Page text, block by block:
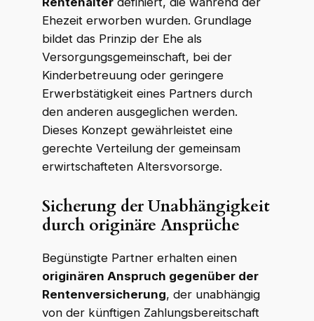
Ehezeit erworben wurden. Grundlage
bildet das Prinzip der Ehe als
Versorgungsgemeinschaft, bei der
Kinderbetreuung oder geringere
Erwerbstätigkeit eines Partners durch
den anderen ausgeglichen werden.
Dieses Konzept gewährleistet eine
gerechte Verteilung der gemeinsam
erwirtschafteten Altersvorsorge.
Sicherung der Unabhängigkeit
durch originäre Ansprüche
Begünstigte Partner erhalten einen
originären Anspruch gegenüber der
Rentenversicherung, der unabhängig
von der künftigen Zahlungsbereitschaft